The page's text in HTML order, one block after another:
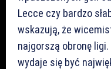
Lecce czy bardzo
wskazują, że
najgorszą obronę
wydaje się być